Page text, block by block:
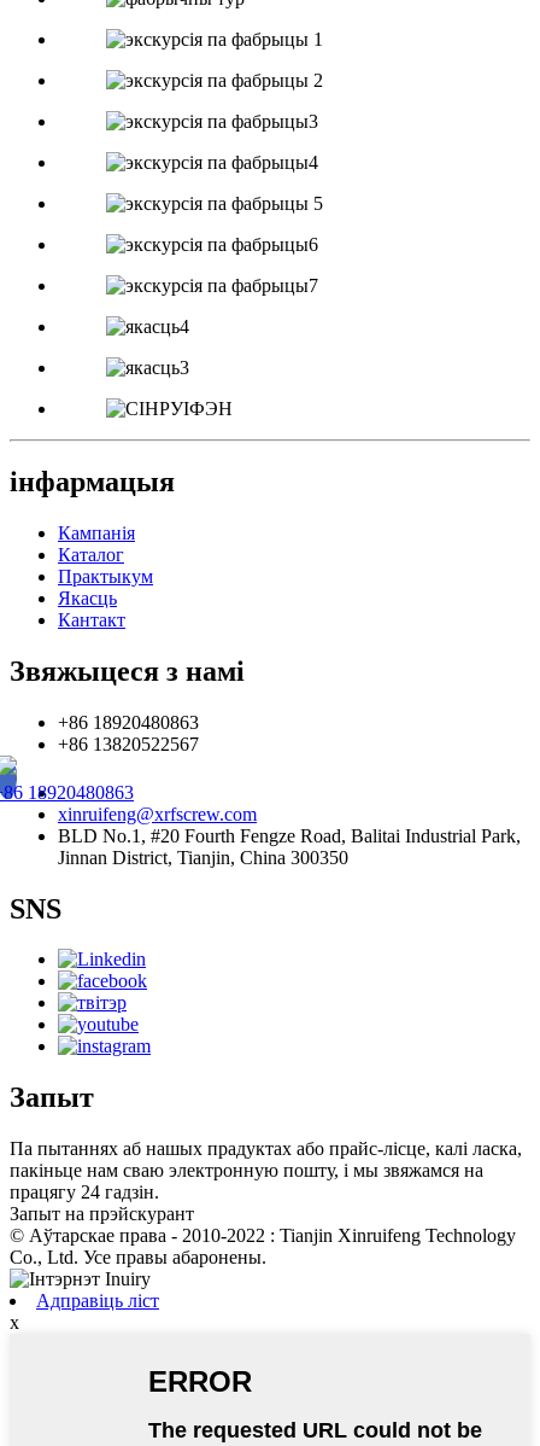
інфармацыя
Кампанія
Каталог
Практыкум
Якасць
Кантакт
Звяжыцеся з намі
+86 18920480863
+86 13820522567
18920480863
xinruifeng@xrfscrew.com
BLD No.1, #20 Fourth Fengze Road, Balitai Industrial Park,
Jinnan District, Tianjin, China 300350
SNS
Запыт
Па пытаннях аб нашых прадуктах або прайс-лісце, калі ласка,
пакіньце нам сваю электронную пошту, і мы звяжамся на
працягу 24 гадзін.
Запыт на прэйскурант
© Аўтарскае права - 2010-2022 : Tianjin Xinruifeng Technology
Co., Ltd. Усе правы абаронены.
Адправіць ліст
x